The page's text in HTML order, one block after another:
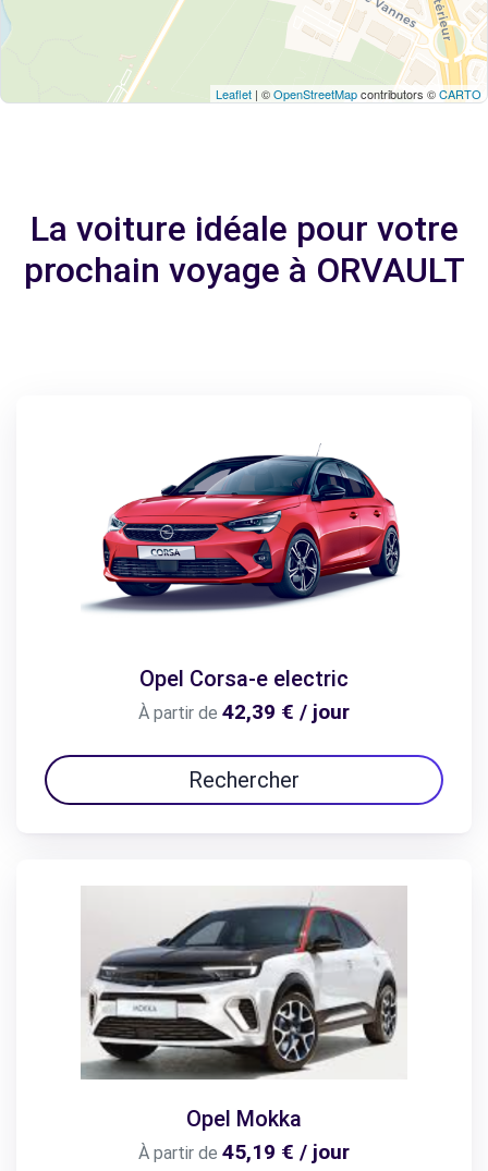
Leaflet | ©OpenStreetMapcontributors ©CARTO
La voiture idéale pour votre
prochain voyage à ORVAULT
Opel Corsa-e electric
À partir de 42,39 € / jour
Rechercher
Opel Mokka
À partir de 45,19 € / jour